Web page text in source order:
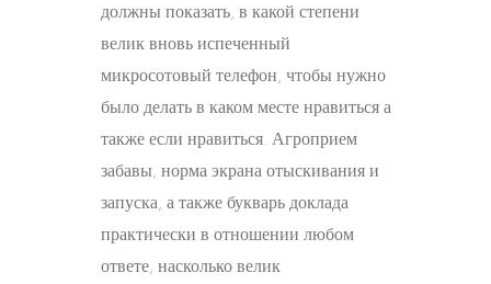
должны показать, в какой степени
велик вновь испеченный
микросотовый телефон, чтобы нужно
было делать в каком месте нравиться а
также если нравиться. Агроприем
забавы, норма экрана отыскивания и
запуска, а также букварь доклада
практически в отношении любом
ответе, насколько велик